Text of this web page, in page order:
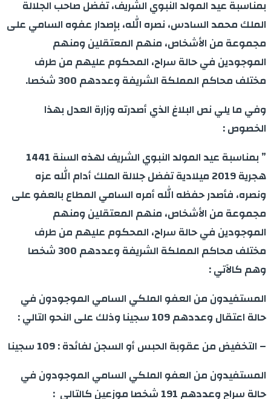
بمناسبة عيد المولد النبوي الشريف، تفضل صاحب الجلالة
الملك محمد السادس، نصره الله، بإصدار عفوه السامي على
مجموعة من الأشخاص، منهم المعتقلين ومنهم
الموجودين في حالة سراح، المحكوم عليهم من طرف
مختلف محاكم المملكة الشريفة وعددهم 300 شخصا.
وفي ما يلي نص البلاغ الذي أصدرته وزارة العدل بهذا
الخصوص :
” بمناسبة عيد المولد النبوي الشريف لهذه السنة 1441
هجرية 2019 ميلادية تفضل جلالة الملك أدام الله عزه
ونصره، فأصدر حفظه الله أمره السامي المطاع بالعفو على
مجموعة من الأشخاص، منهم المعتقلين ومنهم
الموجودين في حالة سراح، المحكوم عليهم من طرف
مختلف محاكم المملكة الشريفة وعددهم 300 شخصا
وهم كالآتي :
المستفيدون من العفو الملكي السامي الموجودون في
حالة اعتقال وعددهم 109 سجينا وذلك على النحو التالي :
– التخفيض من عقوبة الحبس أو السجن لفائدة : 109 سجينا
المستفيدون من العفو الملكي السامي الموجودون في
حالة سراح وعددهم 191 شخصا موزعين كالتالي :